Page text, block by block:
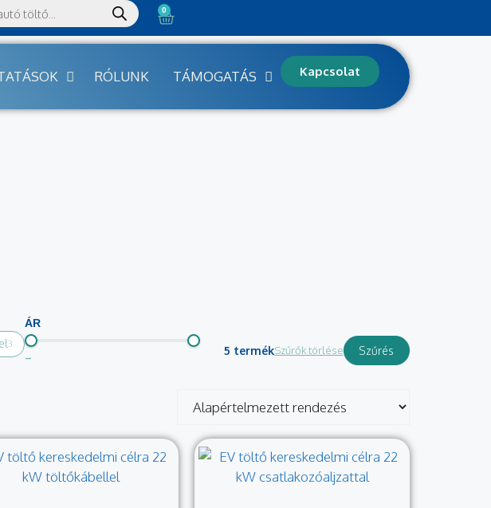
0
RÓLUNK TÁMOGATÁS Kapcsolat
3
ÁR
– 5 termékSzűrők törlése Szűrés